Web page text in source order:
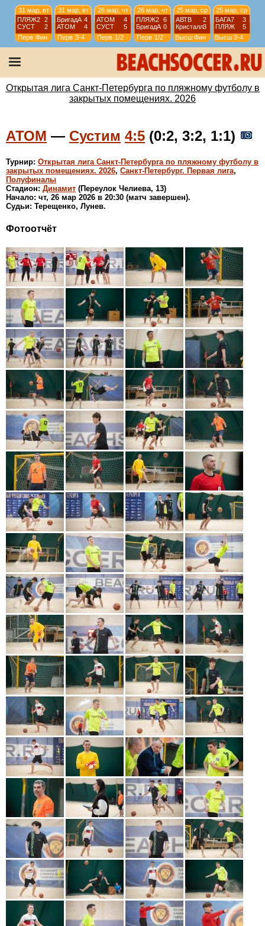
31 мар, вт
ПЛЯЖ2 2
СУСТ
2
Перв Фин
31 мар, вт
БригадА 4
АТОМ
4
Перв 3-4
26 мар, чт
АТОМ
4
СУСТ
5
Перв 1/2
26 мар, чт
ПЛЯЖ2 6
БригадА 0
Перв 1/2
25 мар, ср
АВТВ
2
Кристалл3
Высш Фин
25 мар, ср
БАГА7
3
ПЛЯЖ
5
Высш 3-4
24 мар, вт
1
2
24 мар, вт
БригадА
5
ЛИС
3
19 мар, чт
ПЛЯЖ2
3
СУСТ
1
Открытая лига Санкт-Петербурга по пляжному футболу в
закрытых помещениях. 2026
АТОМ — Сустим 4:5 (0:2, 3:2, 1:1)
Турнир: Открытая лига Санкт-Петербурга по пляжному футболу в
закрытых помещениях. 2026, Санкт-Петербург. Первая лига,
Полуфиналы
Стадион: Динамит (Переулок Челиева, 13)
Начало: чт, 26 мар 2026 в 20:30 (матч завершен).
Судьи: Терещенко, Лунев.
Фотоотчёт